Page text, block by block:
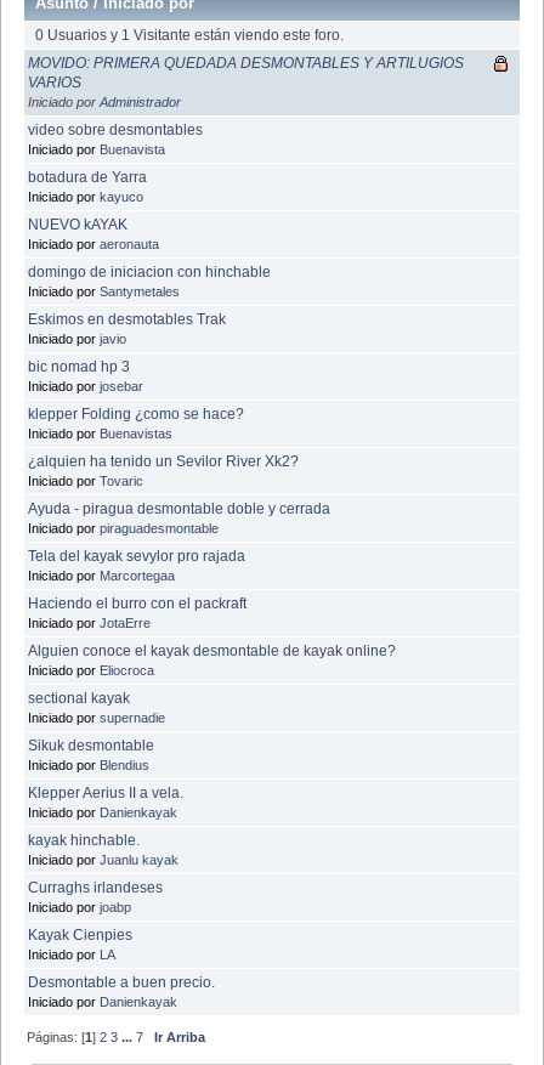
0 Usuarios y 1 Visitante están viendo este foro.
MOVIDO: PRIMERA QUEDADA DESMONTABLES Y ARTILUGIOS
VARIOS
Iniciado porAdministrador
video sobre desmontables
Iniciado por Buenavista
botadura de Yarra
Iniciado por kayuco
NUEVO kAYAK
Iniciado por aeronauta
domingo de iniciacion con hinchable
Iniciado por Santymetales
Eskimos en desmotables Trak
Iniciado por javio
bic nomad hp 3
Iniciado por josebar
klepper Folding ¿como se hace?
Iniciado por Buenavistas
¿alquien ha tenido un Sevilor River Xk2?
Iniciado por Tovaric
Ayuda - piragua desmontable doble y cerrada
Iniciado por piraguadesmontable
Tela del kayak sevylor pro rajada
Iniciado por Marcortegaa
Haciendo el burro con el packraft
Iniciado por JotaErre
Alguien conoce el kayak desmontable de kayak online?
Iniciado por Eliocroca
sectional kayak
Iniciado por supernadie
Sikuk desmontable
Iniciado por Blendius
Klepper Aerius II a vela.
Iniciado por Danienkayak
kayak hinchable.
Iniciado por Juanlu kayak
Curraghs irlandeses
Iniciado por joabp
Kayak Cienpies
Iniciado por LA
Desmontable a buen precio.
Iniciado por Danienkayak
Páginas: [1]2 3 ...7 Ir Arriba